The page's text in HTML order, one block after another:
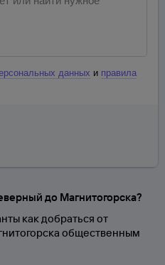
данных и правила
до Магнитогорска?
как добраться от
общественным